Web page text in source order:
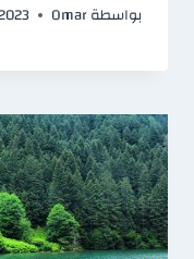
بواسطةOmar